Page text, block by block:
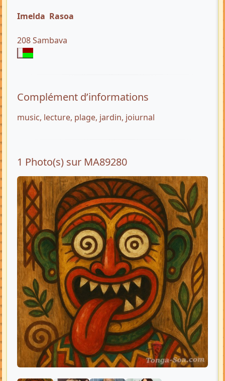
Imelda Rasoa
208 Sambava
Complément d’informations
music, lecture, plage, jardin, joiurnal
1 Photo(s) sur MA89280